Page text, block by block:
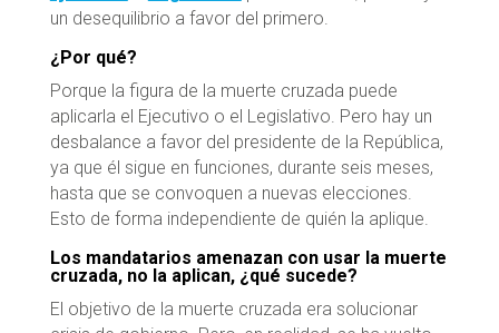
un desequilibrio a favor del primero.
¿Por qué?
Porque la figura de la muerte cruzada puede
aplicarla el Ejecutivo o el Legislativo. Pero hay un
desbalance a favor del presidente de la República,
ya que él sigue en funciones, durante seis meses,
hasta que se convoquen a nuevas elecciones.
Esto de forma independiente de quién la aplique.
Los mandatarios amenazan con usar la muerte
cruzada, no la aplican, ¿qué sucede?
El objetivo de la muerte cruzada era solucionar